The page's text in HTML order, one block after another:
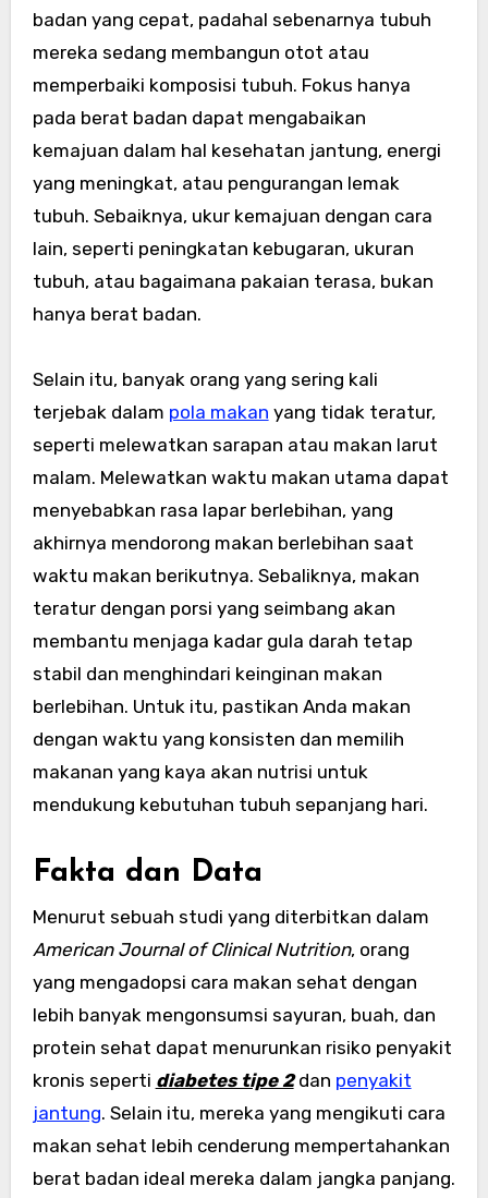
badan yang cepat, padahal sebenarnya tubuh
mereka sedang membangun otot atau
memperbaiki komposisi tubuh. Fokus hanya
pada berat badan dapat mengabaikan
kemajuan dalam hal kesehatan jantung, energi
yang meningkat, atau pengurangan lemak
tubuh. Sebaiknya, ukur kemajuan dengan cara
lain, seperti peningkatan kebugaran, ukuran
tubuh, atau bagaimana pakaian terasa, bukan
hanya berat badan.
Selain itu, banyak orang yang sering kali
terjebak dalam pola makan yang tidak teratur,
seperti melewatkan sarapan atau makan larut
malam. Melewatkan waktu makan utama dapat
menyebabkan rasa lapar berlebihan, yang
akhirnya mendorong makan berlebihan saat
waktu makan berikutnya. Sebaliknya, makan
teratur dengan porsi yang seimbang akan
membantu menjaga kadar gula darah tetap
stabil dan menghindari keinginan makan
berlebihan. Untuk itu, pastikan Anda makan
dengan waktu yang konsisten dan memilih
makanan yang kaya akan nutrisi untuk
mendukung kebutuhan tubuh sepanjang hari.
Fakta dan Data
Menurut sebuah studi yang diterbitkan dalam
American Journal of Clinical Nutrition, orang
yang mengadopsi cara makan sehat dengan
lebih banyak mengonsumsi sayuran, buah, dan
protein sehat dapat menurunkan risiko penyakit
kronis seperti diabetes tipe 2dan penyakit
jantung. Selain itu, mereka yang mengikuti cara
makan sehat lebih cenderung mempertahankan
berat badan ideal mereka dalam jangka panjang.